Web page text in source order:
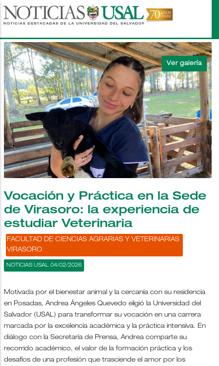
Pasar
al
principal
Vocación y Práctica en la Sede
de Virasoro: la experiencia de
estudiar Veterinaria
FACULTAD DE CIENCIAS AGRARIAS Y VETERINARIAS
VIRASORO
NOTICIAS USAL 04/02/2026
Motivada por el bienestar animal y la cercanía con su residencia
en Posadas, Andrea Ángeles Quevedo eligió la Universidad del
Salvador (USAL) para transformar su vocación en una carrera
marcada por la excelencia académica y la práctica intensiva. En
diálogo con la Secretaría de Prensa, Andrea comparte su
recorrido académico, el valor de la formación práctica y los
desafíos de una profesión que trasciende el amor por los